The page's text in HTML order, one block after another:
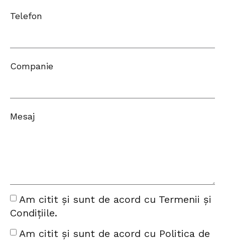
Telefon
Companie
Mesaj
Am citit și sunt de acord cu Termenii și
Condițiile.
Am citit și sunt de acord cu Politica de